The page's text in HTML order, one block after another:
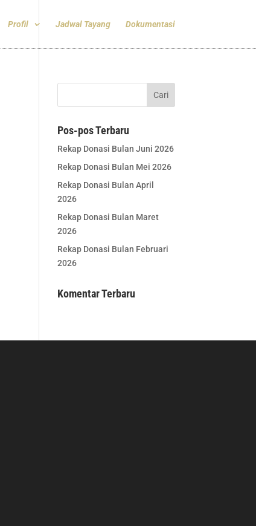
Profil Jadwal Tayang Dokumentasi
Pos-pos Terbaru
Rekap Donasi Bulan Juni 2026
Rekap Donasi Bulan Mei 2026
Rekap Donasi Bulan April
2026
Rekap Donasi Bulan Maret
2026
Rekap Donasi Bulan Februari
2026
Komentar Terbaru